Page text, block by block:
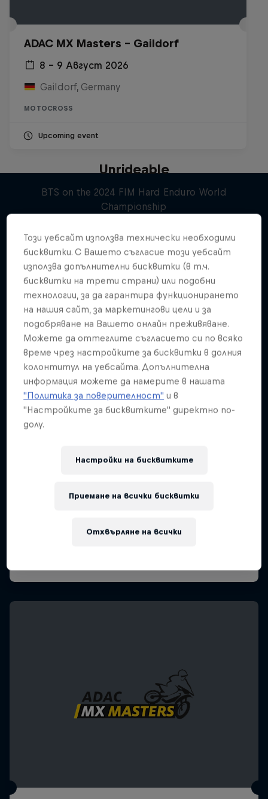
ADAC MX Masters – Gaildorf
8 – 9 Август 2026
Gaildorf, Germany
MOTOCROSS
Upcoming event
Unrideable
BTS on the 2024 FIM Hard Enduro World
Championship
Този уебсайт използва технически необходими
бисквитки. С Вашето съгласие този уебсайт
използва допълнителни бисквитки (в т.ч.
бисквитки на трети страни) или подобни
технологии, за да гарантира функционирането
на нашия сайт, за маркетингови цели и за
подобряване на Вашето онлайн преживяване.
Можете да оттеглите съгласието си по всяко
време чрез настройките за бисквитки в долния
колонтитул на уебсайта. Допълнителна
информация можете да намерите в нашата
"Политика за поверителност" и в
"Настройките за бисквитките" директно по-
долу.
Настройки на бисквитките
Отхвърляне на всички
Приемане на всички бисквитки